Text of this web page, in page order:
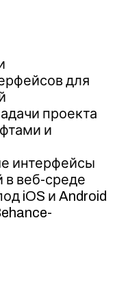
для
проекта
и
интерфейсы
в веб-среде
iOS и Android